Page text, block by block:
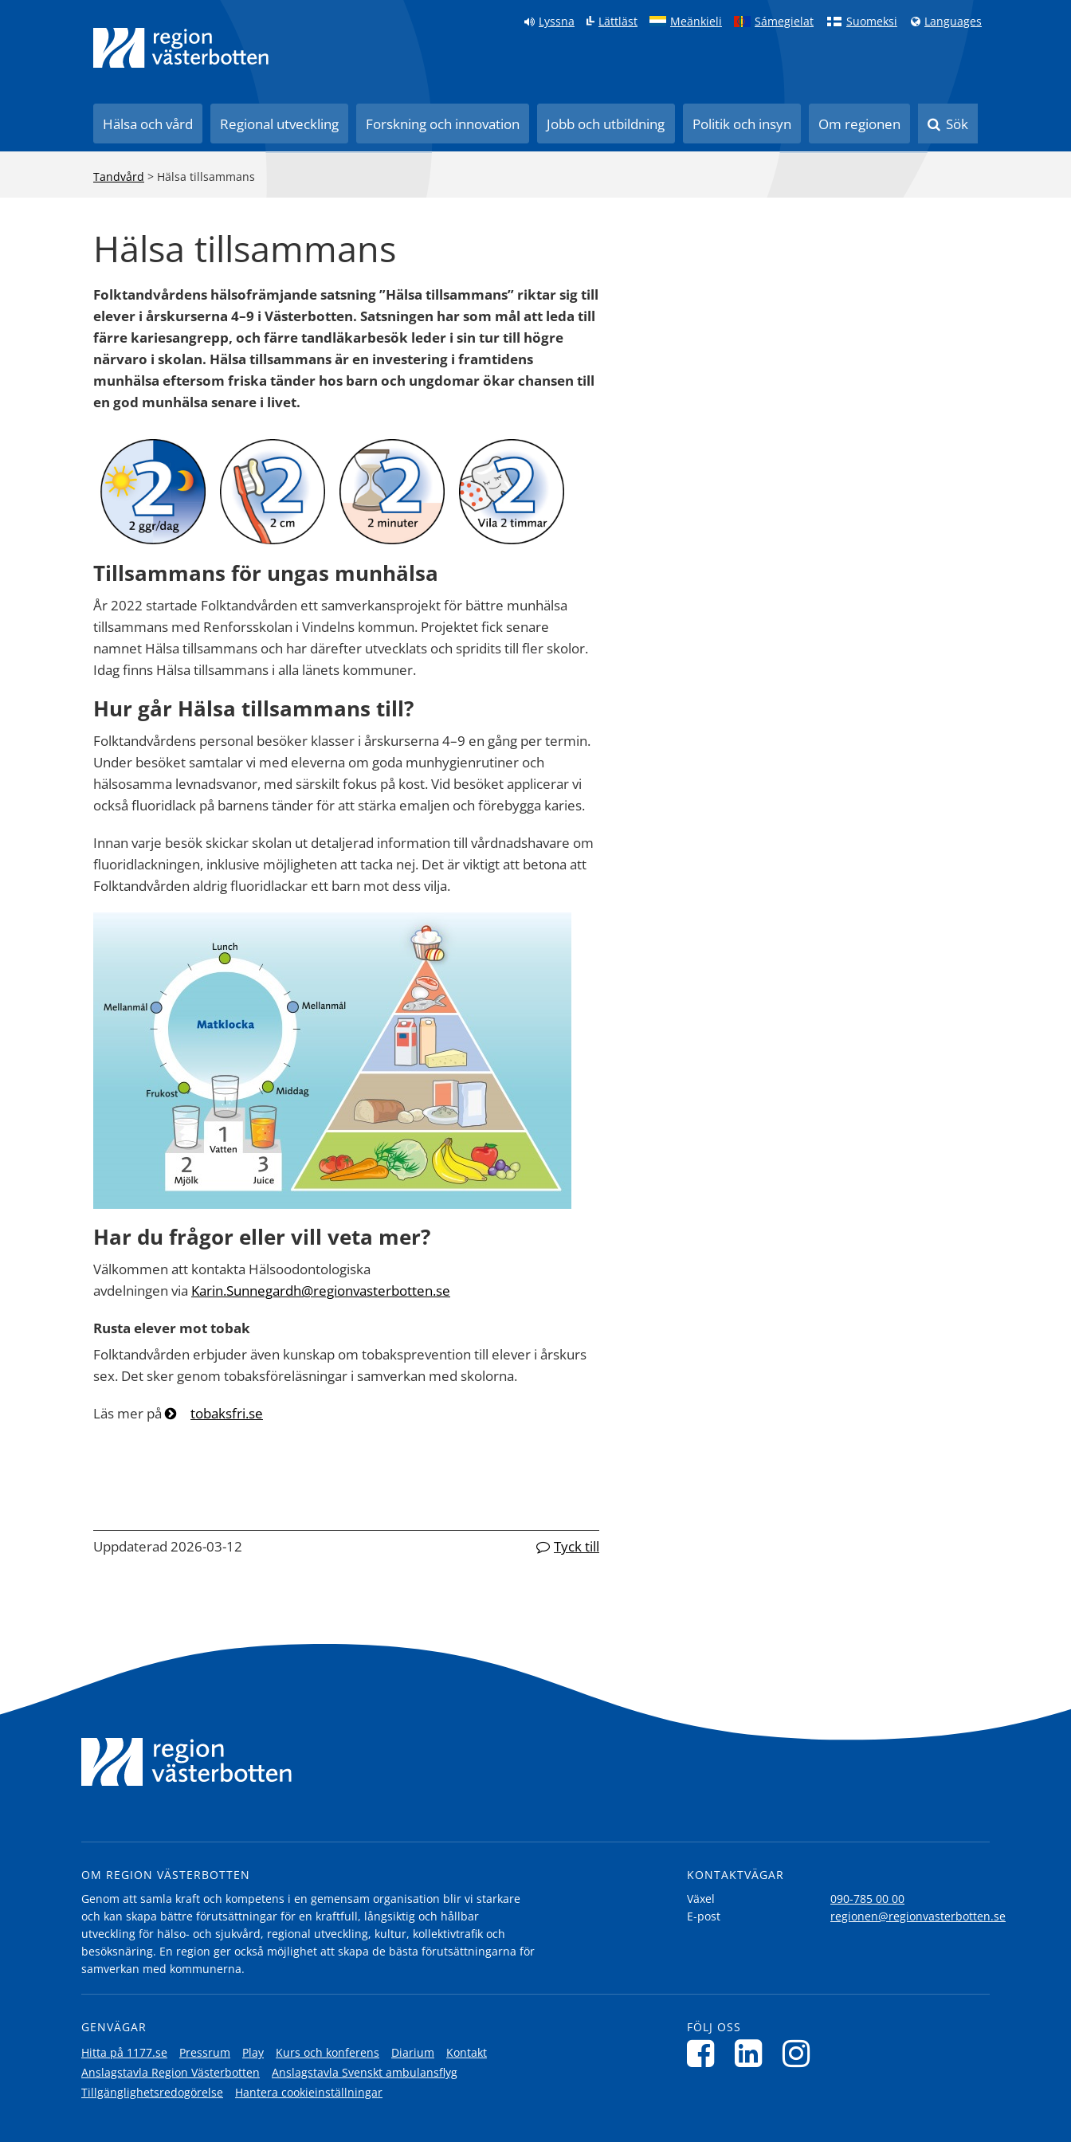
Lyssna Lättläst Meänkieli Sámegielat Suomeksi Languages
Hälsa och vård Regional utveckling Forskning och innovation Jobb och utbildning Politik och insyn Om regionen Sök
Tandvård > Hälsa tillsammans
Hälsa tillsammans
Folktandvårdens hälsofrämjande satsning ”Hälsa tillsammans” riktar sig till
elever i årskurserna 4–9 i Västerbotten. Satsningen har som mål att leda till
färre kariesangrepp, och färre tandläkarbesök leder i sin tur till högre
närvaro i skolan. Hälsa tillsammans är en investering i framtidens
munhälsa eftersom friska tänder hos barn och ungdomar ökar chansen till
en god munhälsa senare i livet.
Tillsammans för ungas munhälsa
År 2022 startade Folktandvården ett samverkansprojekt för bättre munhälsa
tillsammans med Renforsskolan i Vindelns kommun. Projektet fick senare
namnet Hälsa tillsammans och har därefter utvecklats och spridits till fler skolor.
Idag finns Hälsa tillsammans i alla länets kommuner.
Hur går Hälsa tillsammans till?
Folktandvårdens personal besöker klasser i årskurserna 4–9 en gång per termin.
Under besöket samtalar vi med eleverna om goda munhygienrutiner och
hälsosamma levnadsvanor, med särskilt fokus på kost. Vid besöket applicerar vi
också fluoridlack på barnens tänder för att stärka emaljen och förebygga karies.
Innan varje besök skickar skolan ut detaljerad information till vårdnadshavare om
fluoridlackningen, inklusive möjligheten att tacka nej. Det är viktigt att betona att
Folktandvården aldrig fluoridlackar ett barn mot dess vilja.
Har du frågor eller vill veta mer?
Välkommen att kontakta Hälsoodontologiska
avdelningen via Karin.Sunnegardh@regionvasterbotten.se
Rusta elever mot tobak
Folktandvården erbjuder även kunskap om tobaksprevention till elever i årskurs
sex. Det sker genom tobaksföreläsningar i samverkan med skolorna.
Läs mer på tobaksfri.se
Uppdaterad 2026-03-12 Tyck till
OM REGION VÄSTERBOTTEN
Genom att samla kraft och kompetens i en gemensam organisation blir vi starkare
och kan skapa bättre förutsättningar för en kraftfull, långsiktig och hållbar
utveckling för hälso- och sjukvård, regional utveckling, kultur, kollektivtrafik och
besöksnäring. En region ger också möjlighet att skapa de bästa förutsättningarna för
samverkan med kommunerna.
KONTAKTVÄGAR
Växel
090-785 00 00
E-post
regionen@regionvasterbotten.se
GENVÄGAR
Hitta på 1177.se
Pressrum Play Kurs och konferens Diarium
Kontakt
Anslagstavla Region Västerbotten
Anslagstavla Svenskt ambulansflyg
Tillgänglighetsredogörelse
Hantera cookieinställningar
FÖLJ OSS